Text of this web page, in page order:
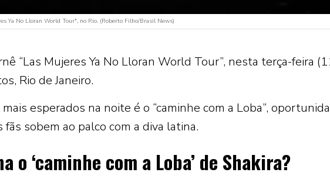
Ya No Lloran World Tour", no Rio. (Roberto Filho/Brasil News)
“Las Mujeres Ya No Lloran World Tour”, nesta terça-feira
Rio de Janeiro.
esperados na noite é o “caminhe com a Loba”,
sobem ao palco com a diva latina.
o ‘caminhe com a Loba’ de Shakira?